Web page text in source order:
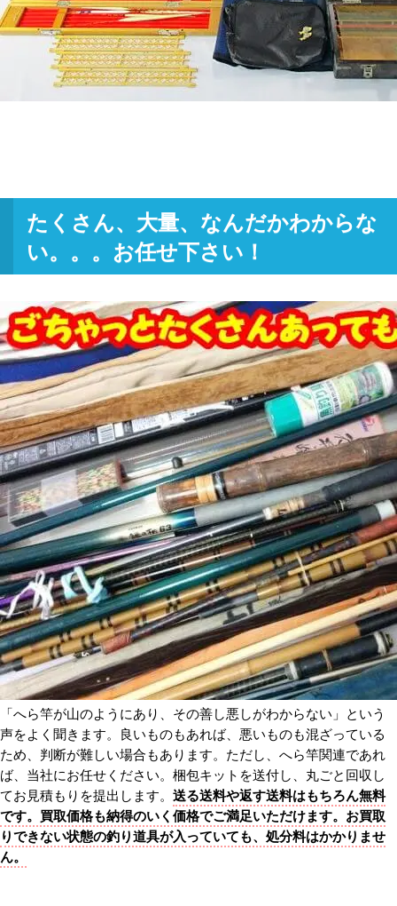
たくさん、大量、なんだかわからな
い。。。お任せ下さい！
「へら竿が山のようにあり、その善し悪しがわからない」という
声をよく聞きます。良いものもあれば、悪いものも混ざっている
ため、判断が難しい場合もあります。ただし、へら竿関連であれ
ば、当社にお任せください。梱包キットを送付し、丸ごと回収し
てお見積もりを提出します。 送る送料や返す送料はもちろん無料
です。買取価格も納得のいく価格でご満足いただけます。お買取
りできない状態の釣り道具が入っていても、処分料はかかりませ
ん。